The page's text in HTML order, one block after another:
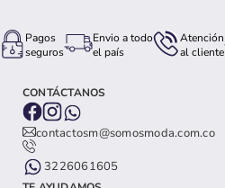
Pagos
seguros
Envio a todo
el país
Atención
al cliente
CONTÁCTANOS
contactosm@somosmoda.com.co
3226061605